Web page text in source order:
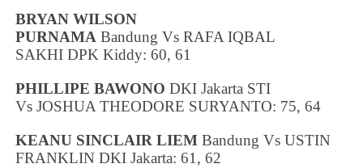
BRYAN WILSON
PURNAMA Bandung VsRAFA IQBAL
SAKHI DPK Kiddy: 60, 61
PHILLIPE BAWONO DKI Jakarta STI
VsJOSHUA THEODORE SURYANTO: 75, 64
KEANU SINCLAIR LIEM Bandung VsUSTIN
FRANKLIN DKI Jakarta: 61, 62